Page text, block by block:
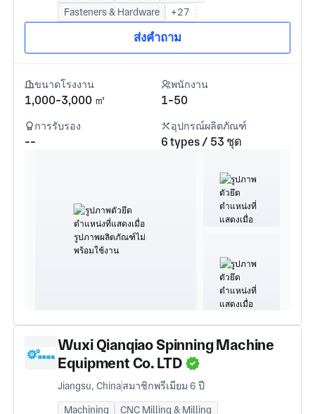
Fasteners & Hardware
+27
ส่งคำถาม
ขนาดโรงงาน
1,000-3,000 ㎡
พนักงาน
1-50
การรับรอง
--
อุปกรณ์ผลิตภัณฑ์
6 types / 53 ชุด
Wuxi Qianqiao Spinning Machine
Equipment Co. LTD
Jiangsu, Chinaสมาชิกพรีเมียม 6 ปี
Machining
CNC Milling & Milling